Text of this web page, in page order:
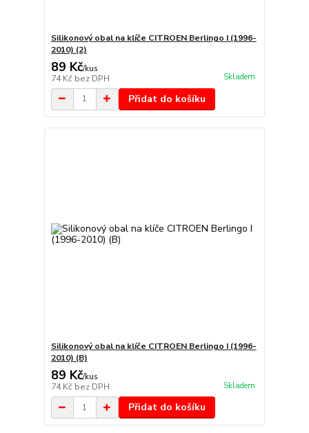
Silikonový obal na klíče CITROEN Berlingo I (1996-
2010) (2)
89 Kč/kus
74 Kč bez DPH Skladem
Přidat do košíku
Silikonový obal na klíče CITROEN Berlingo I (1996-
2010) (B)
89 Kč/kus
74 Kč bez DPH Skladem
Přidat do košíku